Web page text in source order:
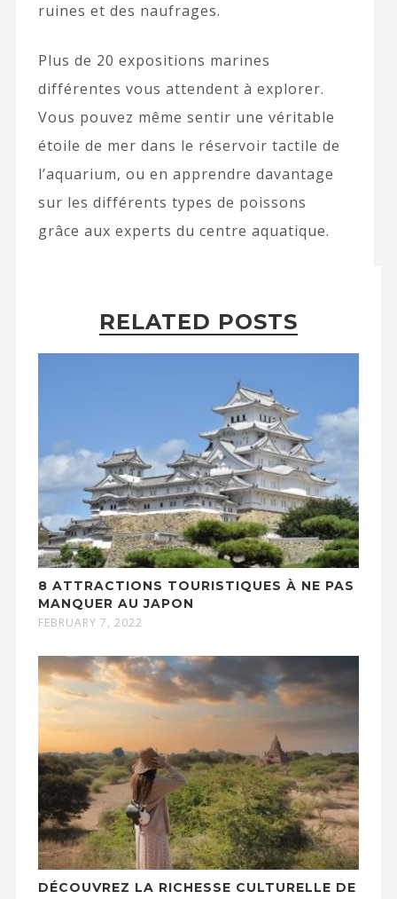
ruines et des naufrages.
Plus de 20 expositions marines
différentes vous attendent à explorer.
Vous pouvez même sentir une véritable
étoile de mer dans le réservoir tactile de
l’aquarium, ou en apprendre davantage
sur les différents types de poissons
grâce aux experts du centre aquatique.
RELATED POSTS
8 ATTRACTIONS TOURISTIQUES À NE PAS
MANQUER AU JAPON
FEBRUARY 7, 2022
DÉCOUVREZ LA RICHESSE CULTURELLE DE